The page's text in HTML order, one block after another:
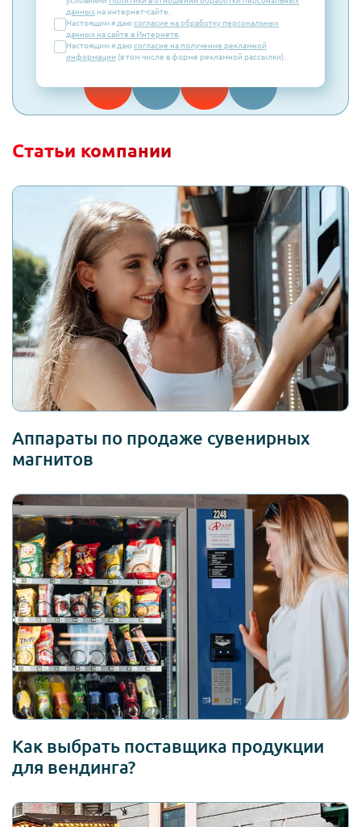
данных на интернет-сайте.
Настоящим я даюсогласие на обработку персональных
данных на сайте в Интернете
Настоящим я даюсогласие на получение рекламной
информации (в том числе в форме рекламной рассылки).
Статьи компании
Аппараты по продаже сувенирных
магнитов
Как выбрать поставщика продукции
для вендинга?